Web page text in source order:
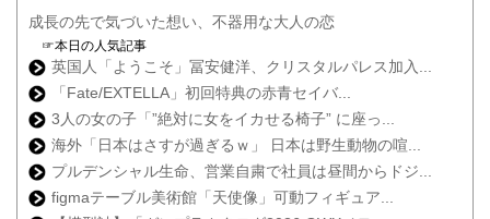
成長の先で気づいた想い、不器用な大人の恋
☞本日の人気記事
英国人「ようこそ」冨安健洋、クリスタルパレス加入...
「Fate/EXTELLA」初回特典の赤青セイバ...
3人の女の子「”絶対に女をイカせる椅子” に座っ...
海外「日本はさすが過ぎるｗ」 日本は野生動物の喧...
プルデンシャル生命、営業自粛で社員は昼間からドジ...
figmaテーブル美術館「天使像」可動フィギュア...